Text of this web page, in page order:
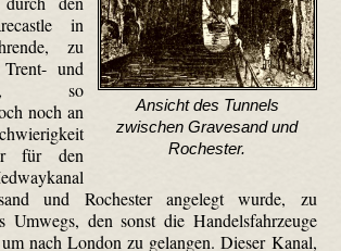
Ansicht des Tunnels
zwischen Gravesand und
Rochester.
in
zu
und
so
noch an
für den
und Rochester angelegt wurde, zu
Umwegs, den sonst die Handelsfahrzeuge
nach London zu gelangen. Dieser Kanal,